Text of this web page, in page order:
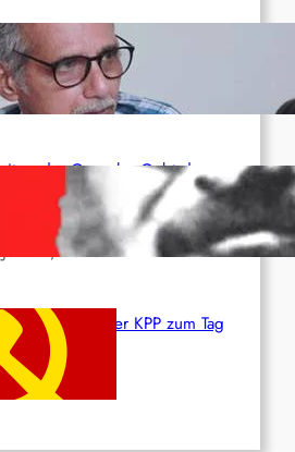
„Die Politik der
von K. Murali (Ajith)
Juli 1, 2026
Gonzalo: Gebt das
für die Partei und die
Juni 19, 2026
des ZK der KPP zum Tag
Heldentums
Juni 19, 2026